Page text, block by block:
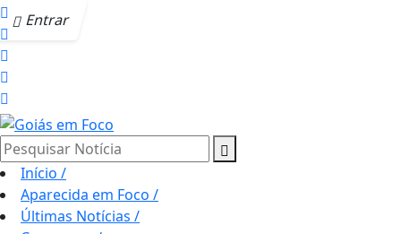
Entrar
Pesquisar Notícia
Início /
Aparecida em Foco /
Últimas Notícias /